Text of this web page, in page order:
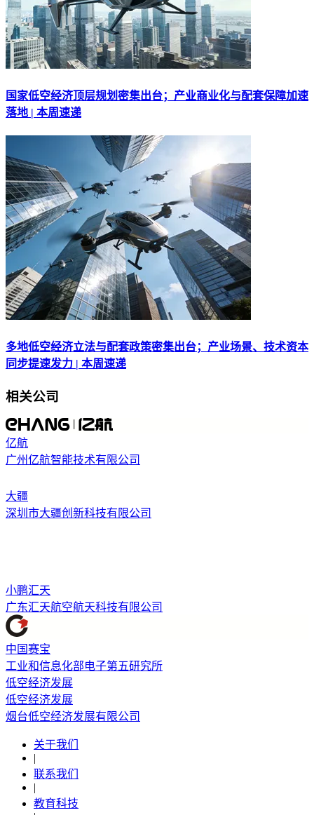
国家低空经济顶层规划密集出台；产业商业化与配套保障加速
落地 | 本周速递
多地低空经济立法与配套政策密集出台；产业场景、技术资本
同步提速发力 | 本周速递
相关公司
亿航
广州亿航智能技术有限公司
大疆
深圳市大疆创新科技有限公司
小鹏汇天
广东汇天航空航天科技有限公司
中国赛宝
工业和信息化部电子第五研究所
低空经济发展
低空经济发展
烟台低空经济发展有限公司
关于我们
|
联系我们
|
教育科技